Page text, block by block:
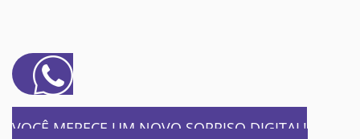
VOCÊ MERECE UM NOVO SORRISO DIGITAL!